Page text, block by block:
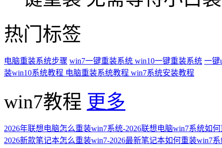
热门标签
电脑重装系统步骤 win7一键重装系统 win10一键重装系统 一键
装win10系统教程 电脑重装系统教程 win7系统安装教程
win7教程 更多
2026年联想电脑怎么重装win7系统-2026联想电脑win7系统如
2026新款笔记本怎么重装win7-2026最新笔记本如何重装win7